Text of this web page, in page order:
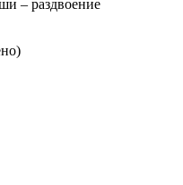
– раздвоение